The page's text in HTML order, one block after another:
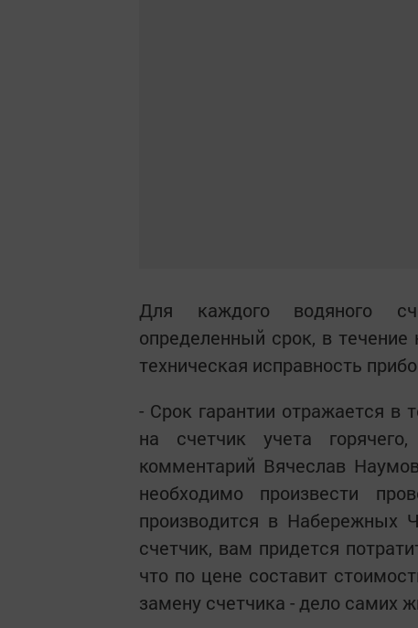
Для каждого водяного
определенный срок, в течение
техническая исправность
- Срок гарантии отражается в
на счетчик учета
комментарий Вячеслав
необходимо произвести
производится в Набережных
счетчик, вам придется
что по цене составит
замену счетчика - дело самих